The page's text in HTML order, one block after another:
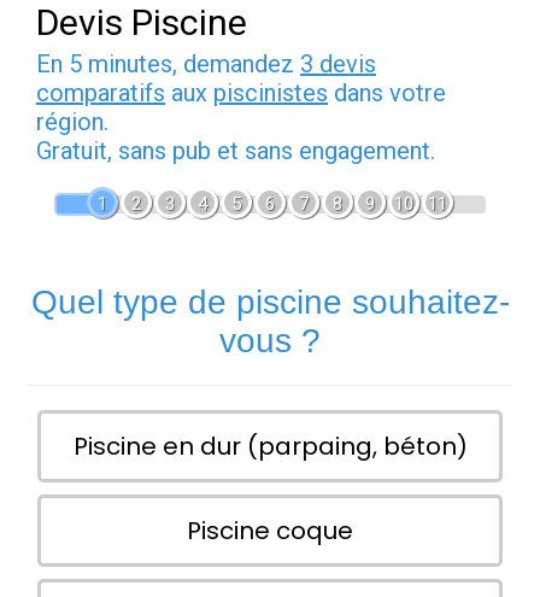
Devis Piscine
En 5 minutes, demandez 3 devis
comparatifs aux piscinistes dans votre
région.
Gratuit, sans pub et sans engagement.
1 2 3 4 5 6 7 8 9 10 11
Quel type de piscine souhaitez-
vous ?
Piscine en dur (parpaing, béton)
Piscine coque